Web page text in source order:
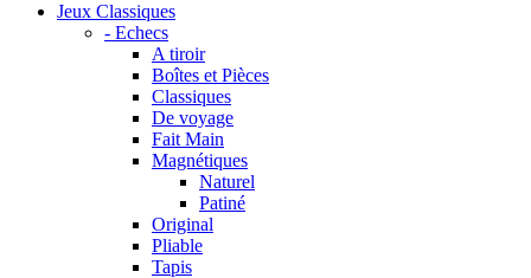
Jeux Classiques
- Echecs
A tiroir
Boîtes et Pièces
Classiques
De voyage
Fait Main
Magnétiques
Naturel
Patiné
Original
Pliable
Tapis